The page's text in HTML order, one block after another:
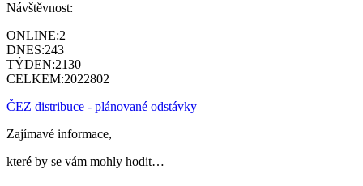
Návštěvnost:
ONLINE:2
DNES:243
TÝDEN:2130
CELKEM:2022802
ČEZ distribuce - plánované odstávky
Zajímavé informace,
které by se vám mohly hodit…